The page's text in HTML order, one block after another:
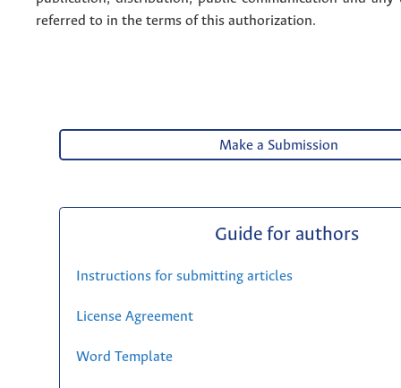
referred to in the terms of this authorization.
Make a Submission
Guide for authors
Instructions for submitting articles
License Agreement
Word Template